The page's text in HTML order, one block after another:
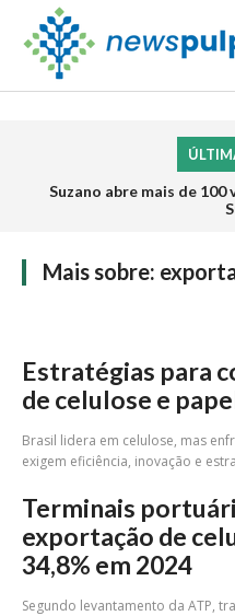
Suzano abre mais de
Mais sobre:
Estratégias para
de celulose e
Brasil lidera em celulose, mas
exigem eficiência, inovação e
Terminais
exportação de
34,8% em 2024
Segundo levantamento da ATP,